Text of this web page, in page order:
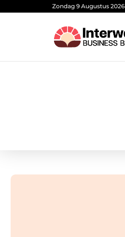
Zondag 9 Augustus 2026